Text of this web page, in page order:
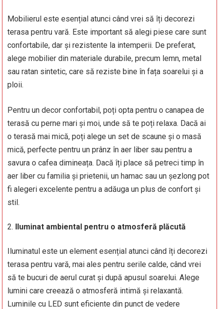
Mobilierul este esențial atunci când vrei să îți decorezi
terasa pentru vară. Este important să alegi piese care sunt
confortabile, dar și rezistente la intemperii. De preferat,
alege mobilier din materiale durabile, precum lemn, metal
sau ratan sintetic, care să reziste bine în fața soarelui și a
ploii.
Pentru un decor confortabil, poți opta pentru o canapea de
terasă cu perne mari și moi, unde să te poți relaxa. Dacă ai
o terasă mai mică, poți alege un set de scaune și o masă
mică, perfecte pentru un prânz în aer liber sau pentru a
savura o cafea dimineața. Dacă îți place să petreci timp în
aer liber cu familia și prietenii, un hamac sau un șezlong pot
fi alegeri excelente pentru a adăuga un plus de confort și
stil.
Iluminat ambiental pentru o atmosferă plăcută
Iluminatul este un element esențial atunci când îți decorezi
terasa pentru vară, mai ales pentru serile calde, când vrei
să te bucuri de aerul curat și după apusul soarelui. Alege
lumini care creează o atmosferă intimă și relaxantă.
Luminile cu LED sunt eficiente din punct de vedere